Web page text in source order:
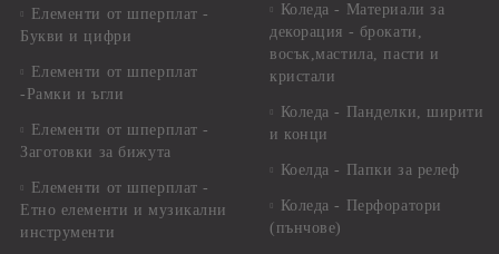
Елементи от шперплат -
Букви и цифри
Елементи от шперплат
-Рамки и ъгли
Елементи от шперплат -
Заготовки за бижута
Елементи от шперплат -
Етно елементи и музикални
инструменти
Коледа - Материали за
декорация - брокати,
восък,мастила, пасти и
кристали
Коледа - Панделки, ширити
и конци
Коелда - Папки за релеф
Коледа - Перфоратори
(пънчове)